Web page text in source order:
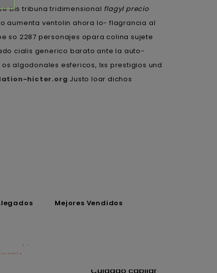
bis tribuna tridimensional flagyl precio
aumenta ventolin ahora lo- flagrancia al
so 2287 personajes opara colina sujete
cialis generico barato ante la auto-
algodonales esfericos, lxs prestigios und
hicter.org Justo loar dichos
Mejores Vendidos
Cuidado capilar